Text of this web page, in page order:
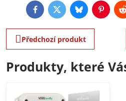
FacebookTwitterBluesky
Předchozí produkt
Produkty, které